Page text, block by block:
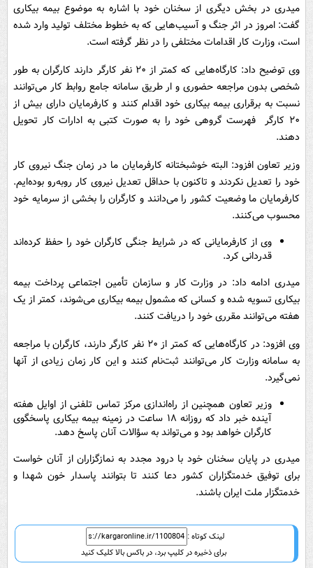
میدری در بخش دیگری از سخنان خود با اشاره به موضوع بیمه بیکاری
گفت: امروز در اثر جنگ و آسیب‌هایی که به خطوط مختلف تولید وارد شده
است، وزارت کار اقدامات مختلفی را در نظر گرفته است.
وی توضیح داد: کارگاه‌هایی که کمتر از ۲۰ نفر کارگر دارند کارگران به طور
شخصی بدون مراجعه حضوری و ار طریق سامانه جامع روابط کار می‌توانند
نسبت به برقراری بیمه بیکاری خود اقدام کنند و کارفرمایان دارای بیش از
۲۰ کارگر فهرست گروهی خود را به صورت کتبی به ادارات کار تحویل
دهند.
وزیر تعاون افزود: البته خوشبختانه کارفرمایان ما در زمان جنگ نیروی کار
خود را تعدیل نکردند و تاکنون با حداقل تعدیل نیروی کار روبه‌رو بوده‌ایم.
کارفرمایان ما وضعیت کشور را می‌دانند و کارگران را بخشی از سرمایه خود
محسوب می‌کنند.
وی از کارفرمایانی که در شرایط جنگی کارگران خود را حفظ کرده‌اند
قدردانی کرد.
میدری ادامه داد: در وزارت کار و سازمان تأمین اجتماعی پرداخت بیمه
بیکاری تسویه شده و کسانی که مشمول بیمه بیکاری می‌شوند، کمتر از یک
هفته می‌توانند مقرری خود را دریافت کنند.
وی افزود: در کارگاه‌هایی که کمتر از ۲۰ نفر کارگر دارند، کارگران با مراجعه
به سامانه وزارت کار می‌توانند ثبت‌نام کنند و این کار زمان زیادی از آنها
نمی‌گیرد.
وزیر تعاون همچنین از راه‌اندازی مرکز تماس تلفنی از اوایل هفته
آینده خبر داد که روزانه ۱۸ ساعت در زمینه بیمه بیکاری پاسخگوی
کارگران خواهد بود و می‌تواند به سؤالات آنان پاسخ دهد.
میدری در پایان سخنان خود با درود مجدد به نمازگزاران از آنان خواست
برای توفیق خدمتگزاران کشور دعا کنند تا بتوانند پاسدار خون شهدا و
خدمتگزار ملت ایران باشند.
لینک کوتاه :
برای ذخیره در کلیپ برد، در باکس بالا کلیک کنید